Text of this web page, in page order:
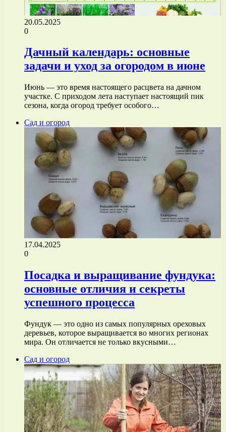
20.05.2025
0
Дачный календарь: основные
задачи и уход за огородом в июне
Июнь — это время настоящего расцвета на дачном
участке. С приходом лета наступает настоящий пик
сезона, когда огород требует особого…
Сад и огород
17.04.2025
0
Посадка и выращивание фундука:
основные отличия и секреты
успешного процесса
Фундук — это одно из самых популярных ореховых
деревьев, которое выращивается во многих регионах
мира. Он отличается не только вкусными…
Сад и огород